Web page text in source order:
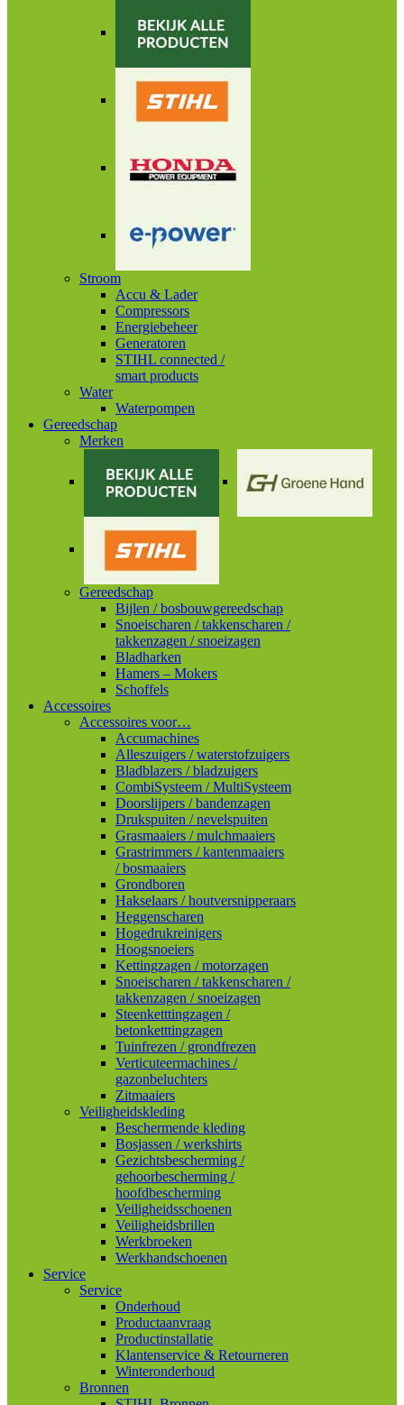
Stroom
Accu & Lader
Compressors
Energiebeheer
Generatoren
STIHL connected /
smart products
Water
Waterpompen
Gereedschap
Merken
Gereedschap
Bijlen / bosbouwgereedschap
Snoeischaren / takkenscharen /
takkenzagen / snoeizagen
Bladharken
Hamers – Mokers
Schoffels
Accessoires
Accessoires voor…
Accumachines
Alleszuigers / waterstofzuigers
Bladblazers / bladzuigers
CombiSysteem / MultiSysteem
Doorslijpers / bandenzagen
Drukspuiten / nevelspuiten
Grasmaaiers / mulchmaaiers
Grastrimmers / kantenmaaiers
/ bosmaaiers
Grondboren
Hakselaars / houtversnipperaars
Heggenscharen
Hogedrukreinigers
Hoogsnoeiers
Kettingzagen / motorzagen
Snoeischaren / takkenscharen /
takkenzagen / snoeizagen
Steenketttingzagen /
betonketttingzagen
Tuinfrezen / grondfrezen
Verticuteermachines /
gazonbeluchters
Zitmaaiers
Veiligheidskleding
Beschermende kleding
Bosjassen / werkshirts
Gezichtsbescherming /
gehoorbescherming /
hoofdbescherming
Veiligheidsschoenen
Veiligheidsbrillen
Werkbroeken
Werkhandschoenen
Service
Service
Onderhoud
Productaanvraag
Productinstallatie
Klantenservice & Retourneren
Winteronderhoud
Bronnen